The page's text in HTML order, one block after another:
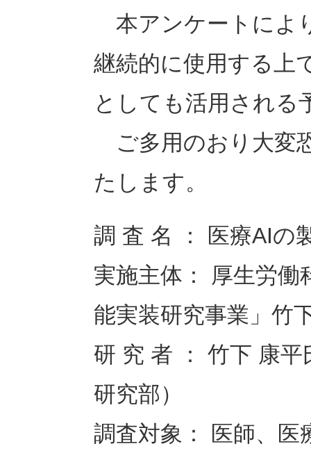
本アンケートによ
継続的に使用する上
としても活用される
ご多用のおり大変
たします。
調 査 名 ： 医療AIの
実施主体： 厚生労働
能実装研究事業」竹
研 究 者 ： 竹下 康
研究部）
調査対象： 医師、